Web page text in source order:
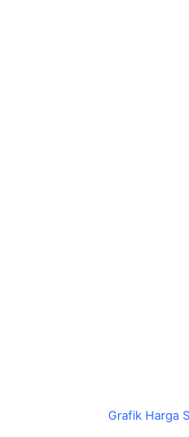
Grafik Harga